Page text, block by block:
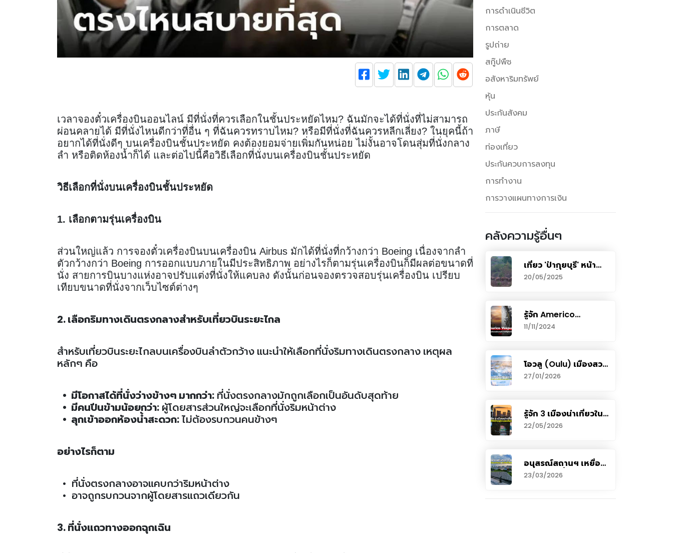
เวลาจองตั๋วเครื่องบินออนไลน์ มีที่นั่งที่ควรเลือกในชั้นประหยัดไหม? ฉันมักจะได้ที่นั่งที่ไม่สามารถ
ผ่อนคลายได้ มีที่นั่งไหนดีกว่าที่อื่น ๆ ที่ฉันควรทราบไหม? หรือมีที่นั่งที่ฉันควรหลีกเลี่ยง? ในยุคนี้ถ้า
อยากได้ที่นั่งดีๆ บนเครื่องบินชั้นประหยัด คงต้องยอมจ่ายเพิ่มกันหน่อย ไม่งั้นอาจโดนสุ่มที่นั่งกลาง
ลำ หรือติดห้องน้ำก็ได้ และต่อไปนี้คือวิธีเลือกที่นั่งบนเครื่องบินชั้นประหยัด
วิธีเลือกที่นั่งบนเครื่องบินชั้นประหยัด
1. เลือกตามรุ่นเครื่องบิน
ส่วนใหญ่แล้ว การจองตั๋วเครื่องบินบนเครื่องบิน Airbus มักได้ที่นั่งที่กว้างกว่า Boeing เนื่องจากลำ
ตัวกว้างกว่า Boeing การออกแบบภายในมีประสิทธิภาพ อย่างไรก็ตามรุ่นเครื่องบินก็มีผลต่อขนาดที่
นั่ง สายการบินบางแห่งอาจปรับแต่งที่นั่งให้แคบลง ดังนั้นก่อนจองตรวจสอบรุ่นเครื่องบิน เปรียบ
เทียบขนาดที่นั่งจากเว็บไซต์ต่างๆ
2. เลือกริมทางเดินตรงกลางสำหรับเที่ยวบินระยะไกล
สำหรับเที่ยวบินระยะไกลบนเครื่องบินลำตัวกว้าง แนะนำให้เลือกที่นั่งริมทางเดินตรงกลาง เหตุผล
หลักๆ คือ
• มีโอกาสได้ที่นั่งว่างข้างๆ มากกว่า: ที่นั่งตรงกลางมักถูกเลือกเป็นอันดับสุดท้าย
• มีคนปีนข้ามน้อยกว่า: ผู้โดยสารส่วนใหญ่จะเลือกที่นั่งริมหน้าต่าง
• ลุกเข้าออกห้องน้ำสะดวก:ไม่ต้องรบกวนคนข้างๆ
อย่างไรก็ตาม
• ที่นั่งตรงกลางอาจแคบกว่าริมหน้าต่าง
• อาจถูกรบกวนจากผู้โดยสารแถวเดียวกัน
3. ที่นั่งแถวทางออกฉุกเฉิน
การดำเนินชีวิต
การตลาด
รูปถ่าย
สกู๊ปพืช
อสังหาริมทรัพย์
หุ้น
ประกันสังคม
ภาษี
ท่องเที่ยว
ประกันควบการลงทุน
การทำงาน
การวางแผนทางการเงิน
คลังความรู้อื่นๆ
เที่ยว 'ป่ากุยบุรี' หน้า
ร้อน สุขที่ได้เฝ้าคอย
‘ช้างป่ากุยบุรี’
20/05/2025
รู้จัก Americo
Vespucci เรือสำเภา
เดินสมุทรสวยที่สุดใน
11/11/2024
โอวลู (Oulu) เมืองสวย
ในฟินแลนด์ เมืองหลวง
ทางวัฒนธรรมแห่ง
27/01/2026
รู้จัก 3 เมืองน่าเที่ยวใน
พิธีเปิดฟุตบอลโลก
(เม็กซิโก ซิตี้, ลอสแอน
22/05/2026
อนุสรณ์สถานฯ เหยื่อ
สังหารหมู่ที่ “หนานจิง”
“Dark Tourism” ระดับ
23/03/2026